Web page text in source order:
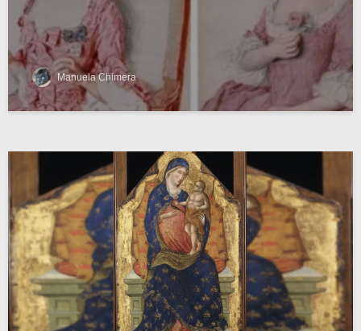
Manuela Chimera